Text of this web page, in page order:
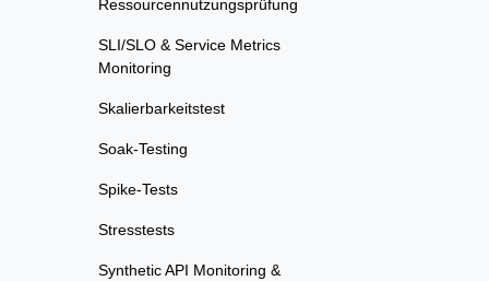
Ressourcennutzungsprüfung
SLI/SLO & Service Metrics
Monitoring
Skalierbarkeitstest
Soak-Testing
Spike-Tests
Stresstests
Synthetic API Monitoring &